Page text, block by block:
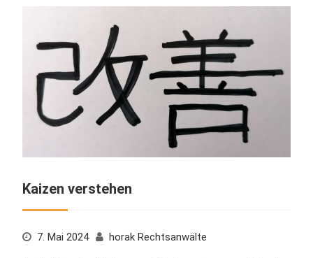
Kaizen verstehen
7. Mai 2024 horak Rechtsanwälte